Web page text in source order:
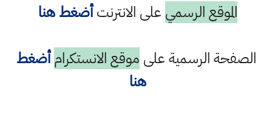
الموقع الرسمي على الانترنتأضغط هنا
الصفحة الرسمية على موقع الانستكرام أضغط
هنا